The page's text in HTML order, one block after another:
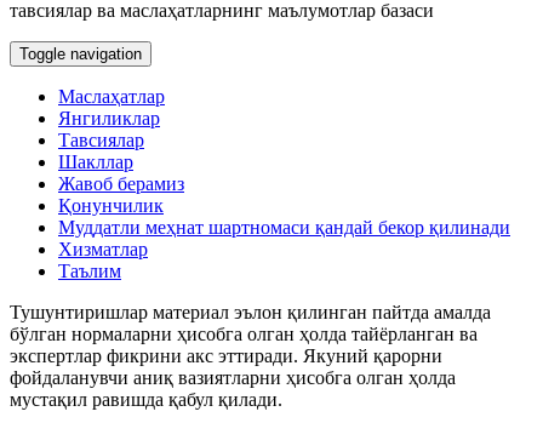
тавсиялар ва маслаҳатларнинг маълумотлар базаси
Toggle navigation
Маслаҳатлар
Янгиликлар
Тавсиялар
Шакллар
Жавоб берамиз
Қонунчилик
Муддатли меҳнат шартномаси қандай бекор қилинади
Хизматлар
Таълим
Тушунтиришлар материал эълон қилинган пайтда амалда
бўлган нормаларни ҳисобга олган ҳолда тайёрланган ва
экспертлар фикрини акс эттиради. Якуний қарорни
фойдаланувчи аниқ вазиятларни ҳисобга олган ҳолда
мустақил равишда қабул қилади.